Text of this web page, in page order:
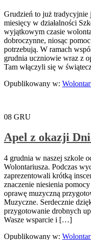
Grudzień to już tradycyjnie
miesięcy w działalności
wyjątkowym czasie
dobroczynne, niosąc
potrzebują. W ramach
grudnia uczniowie wraz z
Tam włączyli się w
Opublikowany w:
08 GRU
Apel z okazji
4 grudnia w naszej szkole
Wolontariusza. Podczas
zaprezentowali krótką
znaczenie niesienia
oprawę muzyczną
Muzyczne. Serdecznie
przygotowanie drobnych
Wasze wsparcie i […]
Opublikowany w: